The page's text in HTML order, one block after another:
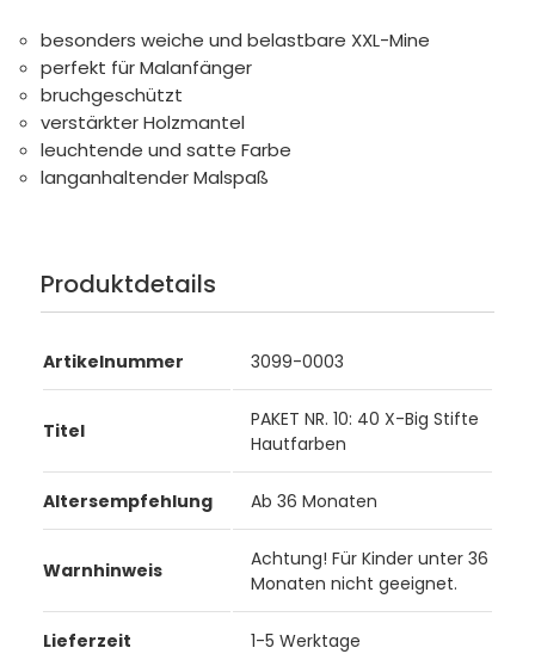
besonders weiche und belastbare XXL-Mine
perfekt für Malanfänger
bruchgeschützt
verstärkter Holzmantel
leuchtende und satte Farbe
langanhaltender Malspaß
Produktdetails
Artikelnummer 3099-0003
Titel
PAKET NR. 10: 40 X-Big Stifte
Hautfarben
Altersempfehlung Ab 36 Monaten
Warnhinweis
Achtung! Für Kinder unter 36
Monaten nicht geeignet.
Lieferzeit 1-5 Werktage